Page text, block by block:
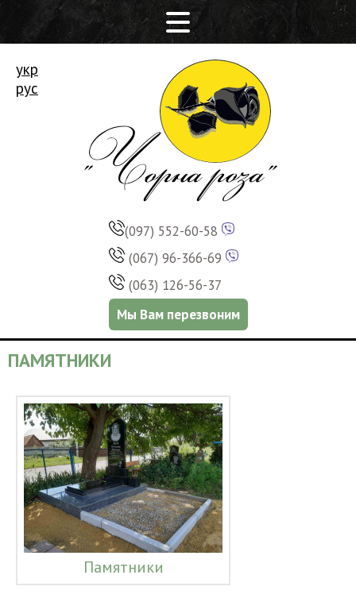
укр
рус
(097) 552-60-58
(067) 96-366-69
(063) 126-56-37
Мы Вам перезвоним
ПАМЯТНИКИ
Памятники